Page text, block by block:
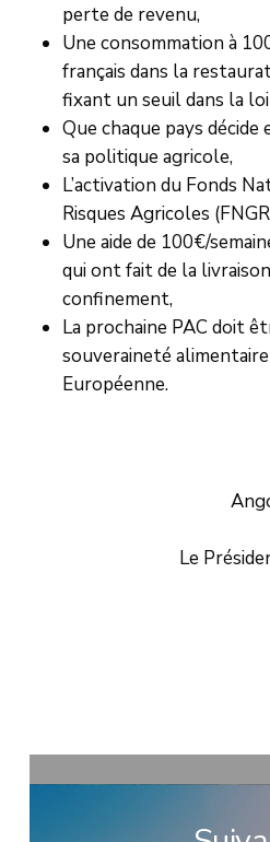
perte de revenu,
Une consommation à
français dans la
fixant un seuil dans la
Que chaque pays
sa politique agricole,
L’activation du Fonds
Risques Agricoles
Une aide de 100€/
qui ont fait de la
confinement,
La prochaine PAC doit
souveraineté alimentaire
Européenne.
Le